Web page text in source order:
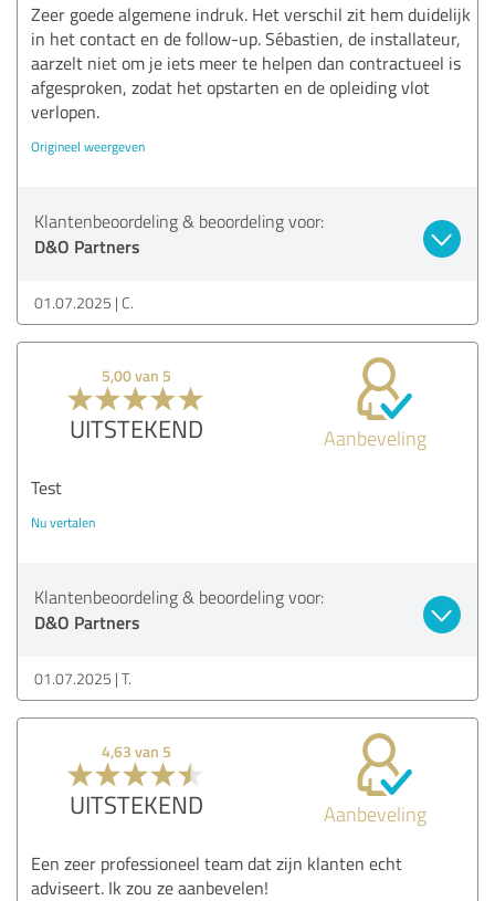
Zeer goede algemene indruk. Het verschil zit hem duidelijk
in het contact en de follow-up. Sébastien, de installateur,
aarzelt niet om je iets meer te helpen dan contractueel is
afgesproken, zodat het opstarten en de opleiding vlot
verlopen.
Origineel weergeven
Klantenbeoordeling & beoordeling voor:
D&O Partners
01.07.2025 C.
5,00 van 5
UITSTEKEND Aanbeveling
Test
Nu vertalen
Klantenbeoordeling & beoordeling voor:
D&O Partners
01.07.2025 T.
4,63 van 5
UITSTEKEND Aanbeveling
Een zeer professioneel team dat zijn klanten echt
adviseert. Ik zou ze aanbevelen!